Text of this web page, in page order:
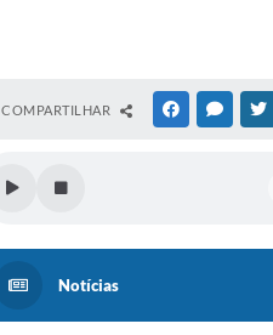
COMPARTILHAR FACEBOOK
Notícias